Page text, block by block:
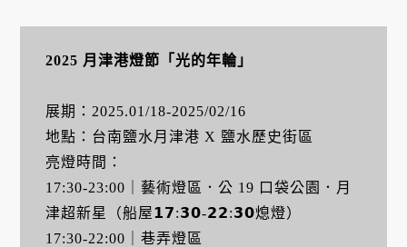
2025 月津港燈節「光的年輪」
展期：2025.01/18-2025/02/16
地點：台南鹽水月津港 X 鹽水歷史街區
亮燈時間：
17:30-23:00｜藝術燈區．公 19 口袋公園．月
津超新星（船屋𝟭𝟳:𝟯𝟬-𝟮𝟮:𝟯𝟬熄燈）
17:30-22:00｜巷弄燈區